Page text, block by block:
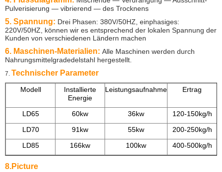
Pulverisierung — vibrierend — des Trocknens
5. Spannung: Drei Phasen: 380V/50HZ, einphasiges:
220V/50HZ, können wir es entsprechend der lokalen Spannung der
Kunden von verschiedenen Ländern machen
6. Maschinen-Materialien: Alle Maschinen werden durch
Nahrungsmittelgradedelstahl hergestellt.
7. Technischer Parameter
Modell
Installierte
Energie
Leistungsaufnahme Ertrag
LD65 60kw 36kw 120-150kg/h
LD70
91kw 55kw 200-250kg/h
LD85
166kw 100kw 400-500kg/h
8.Picture